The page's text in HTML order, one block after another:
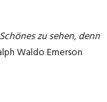
zu sehen, denn
Waldo Emerson